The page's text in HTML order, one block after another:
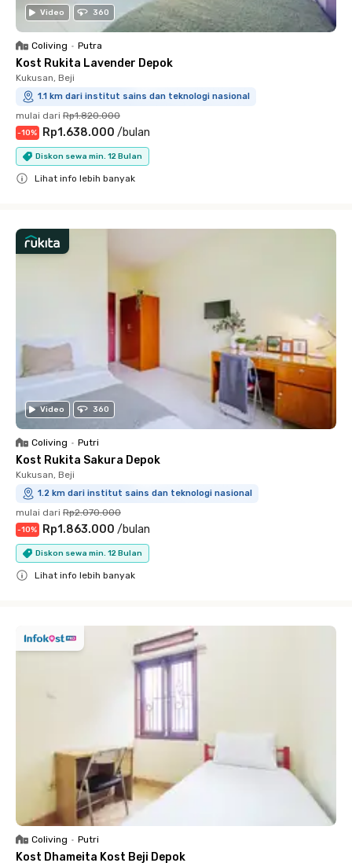
Video 360
Coliving • Putra
Kost Rukita Lavender Depok
Kukusan, Beji
1.1 km dari institut sains dan teknologi nasional
mulai dari Rp1.820.000
-10% Rp1.638.000 /bulan
Diskon sewa min. 12 Bulan
Lihat info lebih banyak
Video 360
Coliving • Putri
Kost Rukita Sakura Depok
Kukusan, Beji
1.2 km dari institut sains dan teknologi nasional
mulai dari Rp2.070.000
-10% Rp1.863.000 /bulan
Diskon sewa min. 12 Bulan
Lihat info lebih banyak
Coliving • Putri
Kost Dhameita Kost Beji Depok